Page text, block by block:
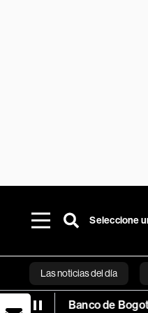
Seleccione
Las noticias del día
Banco de Bogota 38,720.00